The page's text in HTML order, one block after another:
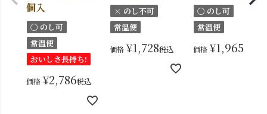
個入
〇 のし可
常温便
おいしさ長持ち!
価格 ¥2,786税込
× のし不可
常温便
価格 ¥1,728税込
〇 のし可
常温便
価格 ¥1,965